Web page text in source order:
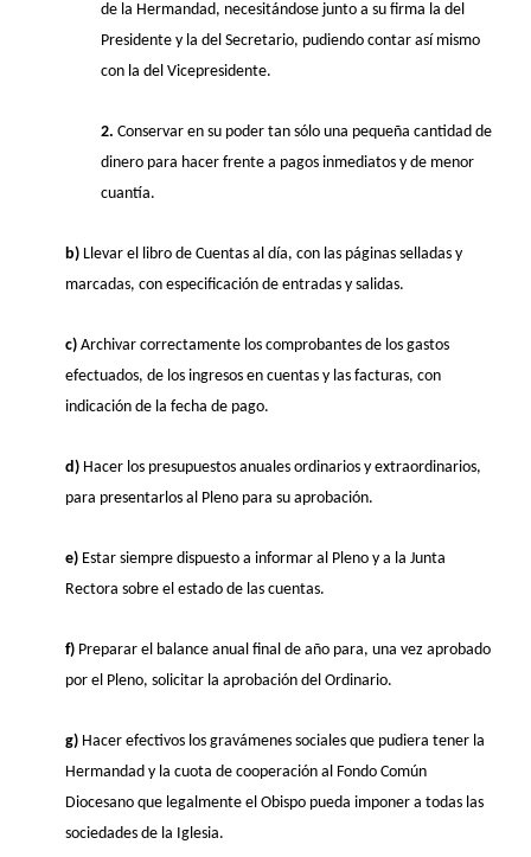
de la Hermandad, necesitándose junto a su firma la del
Presidente y la del Secretario, pudiendo contar así mismo
con la del Vicepresidente.
2. Conservar en su poder tan sólo una pequeña cantidad de
dinero para hacer frente a pagos inmediatos y de menor
cuantía.
b) Llevar el libro de Cuentas al día, con las páginas selladas y
marcadas, con especificación de entradas y salidas.
c) Archivar correctamente los comprobantes de los gastos
efectuados, de los ingresos en cuentas y las facturas, con
indicación de la fecha de pago.
d) Hacer los presupuestos anuales ordinarios y extraordinarios,
para presentarlos al Pleno para su aprobación.
e) Estar siempre dispuesto a informar al Pleno y a la Junta
Rectora sobre el estado de las cuentas.
f) Preparar el balance anual final de año para, una vez aprobado
por el Pleno, solicitar la aprobación del Ordinario.
g) Hacer efectivos los gravámenes sociales que pudiera tener la
Hermandad y la cuota de cooperación al Fondo Común
Diocesano que legalmente el Obispo pueda imponer a todas las
sociedades de la Iglesia.